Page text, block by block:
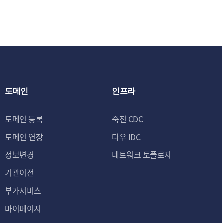
도메인
도메인 등록
도메인 연장
정보변경
기관이전
부가서비스
마이페이지
인프라
죽전 CDC
다우 IDC
네트워크 토플로지